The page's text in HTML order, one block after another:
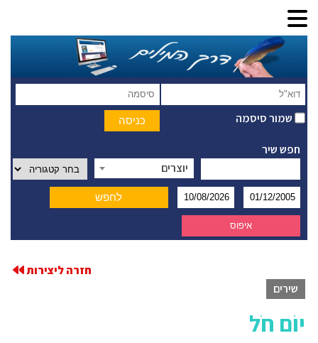
שמור סיסמה
חפש שיר
יוצרים
חזרה ליצירות
שירים
יוֹם חֹל